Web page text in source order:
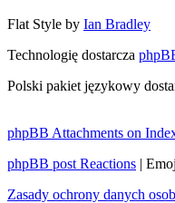
Flat Style by Ian Bradley
Technologię dostarcza
Polski pakiet językowy
phpBB Attachments on
phpBB post Reactions |
Zasady ochrony danych